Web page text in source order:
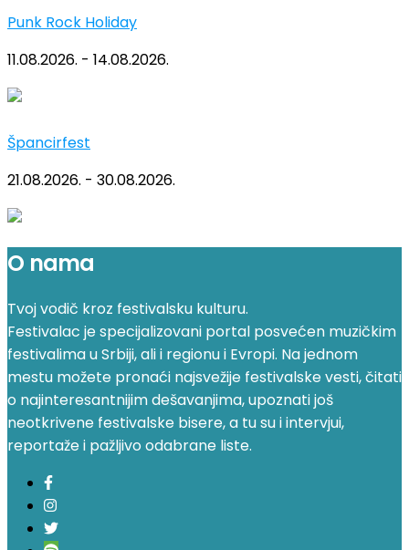
Punk Rock Holiday
11.08.2026. - 14.08.2026.
Špancirfest
21.08.2026. - 30.08.2026.
O nama
Tvoj vodič kroz festivalsku kulturu.
Festivalac je specijalizovani portal posvećen muzičkim
festivalima u Srbiji, ali i regionu i Evropi. Na jednom
mestu možete pronaći najsvežije festivalske vesti, čitati
o najinteresantnijim dešavanjima, upoznati još
neotkrivene festivalske bisere, a tu su i intervjui,
reportaže i pažljivo odabrane liste.